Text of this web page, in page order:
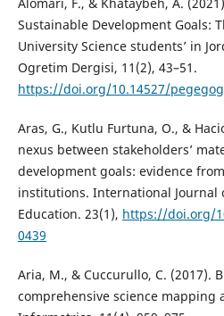
Sustainable Development Goals:
University Science students’ in
Ogretim Dergisi, 11(2), 43–51.
https://doi.org/10.14527/
Aras, G., Kutlu Furtuna, O., &
nexus between stakeholders’
development goals: evidence
institutions. International Journal
Education. 23(1), https://doi.org/
0439
Aria, M., & Cuccurullo, C. (2017).
comprehensive science mapping